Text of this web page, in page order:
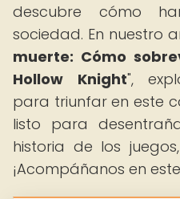
descubre cómo
sociedad. En nuestro
muerte: Cómo
Hollow Knight",
para triunfar en este
listo para
historia de los
¡Acompáñanos en